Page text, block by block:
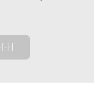
hi!